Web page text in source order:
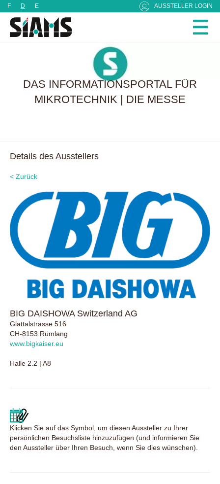
F D E AUSSTELLER LOGIN
DAS INFORMATIONSPORTAL FÜR
MIKROTECHNIK | DIE MESSE
Details des Ausstellers
< Zurück
BIG DAISHOWA Switzerland AG
Glattalstrasse 516
CH-8153 Rümlang
www.bigkaiser.eu
Halle 2.2 | A8
Klicken Sie auf das Symbol, um diesen Aussteller zu Ihrer
persönlichen Besuchsliste hinzuzufügen (und informieren Sie
den Aussteller über Ihren Besuch, wenn Sie dies wünschen).
Cookie-Einstellungen